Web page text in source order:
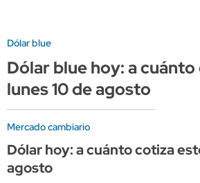
Dólar blue
Dólar blue hoy: a
lunes 10 de agosto
Mercado cambiario
Dólar hoy: a cuánto cotiza
agosto